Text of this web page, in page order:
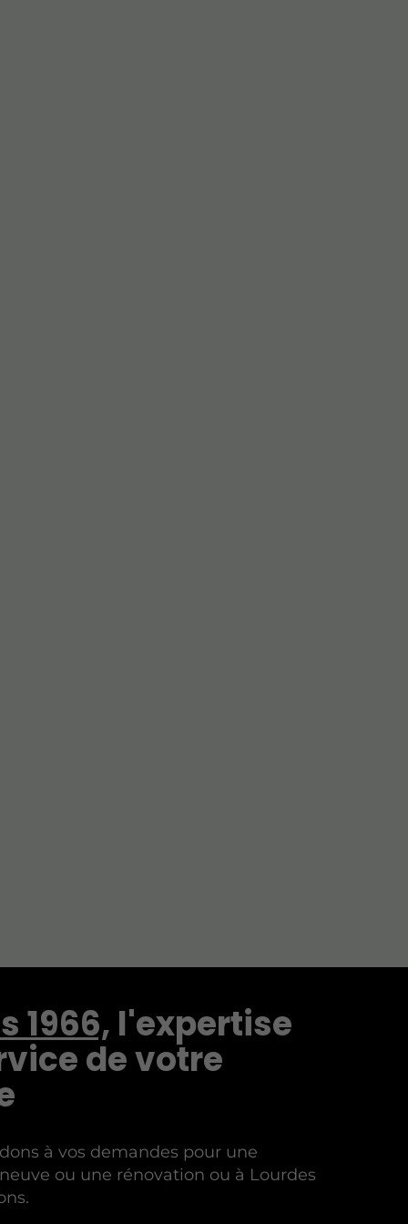
1966, l'expertise
de votre
à vos demandes pour une
ou une rénovation ou à Lourdes